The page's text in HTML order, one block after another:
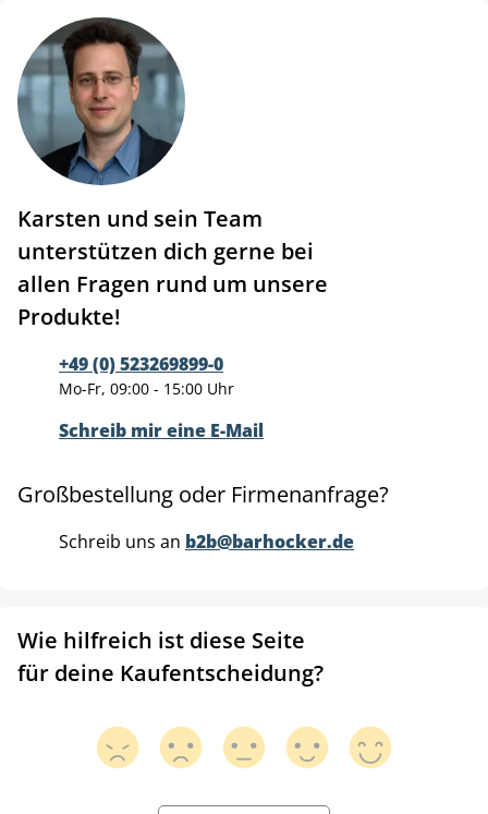
Karsten und sein Team
unterstützen dich gerne bei
allen Fragen rund um unsere
Produkte!
+49 (0) 523269899-0
Mo-Fr, 09:00 - 15:00 Uhr
Schreib mir eine E-Mail
Großbestellung oder Firmenanfrage?
Schreib uns an b2b@barhocker.de
Wie hilfreich ist diese Seite
für deine Kaufentscheidung?